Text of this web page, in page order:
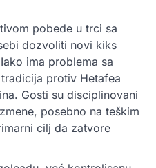
pobede u trci sa
dozvoliti novi kiks
ima problema sa
protiv Hetafea
Gosti su disciplinovani
posebno na teškim
cilj da zatvore